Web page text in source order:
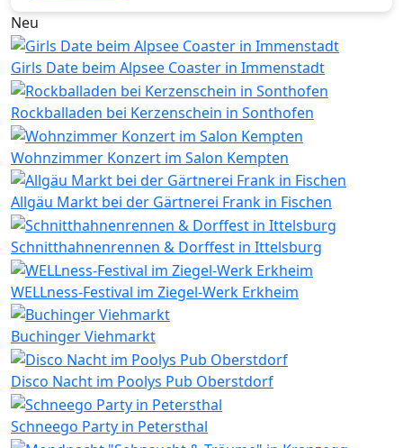
Neu
Girls Date beim Alpsee Coaster in Immenstadt
Rockballaden bei Kerzenschein in Sonthofen
Wohnzimmer Konzert im Salon Kempten
Allgäu Markt bei der Gärtnerei Frank in Fischen
Schnitthahnenrennen & Dorffest in Ittelsburg
WELLness-Festival im Ziegel-Werk Erkheim
Buchinger Viehmarkt
Disco Nacht im Poolys Pub Oberstdorf
Schneego Party in Petersthal